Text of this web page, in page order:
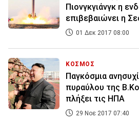
Πιονγκγιάνγκ η
επιβεβαιώνει η
01 Δεκ 2017 08:00
ΚΟΣΜΟΣ
Παγκόσμια
πυραύλου της
πλήξει τις ΗΠΑ
29 Νοε 2017 07:40